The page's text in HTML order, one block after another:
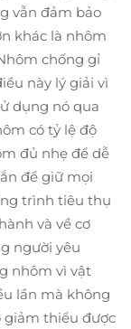
vẫn đảm bảo
khác là nhôm
chống gỉ
này lý giải vì
dụng nó qua
có tỷ lệ độ
đủ nhẹ để dễ
để giữ mọi
trình tiêu thụ
và về cơ
người yêu
nhôm vì vật
lần mà không
giảm thiểu được